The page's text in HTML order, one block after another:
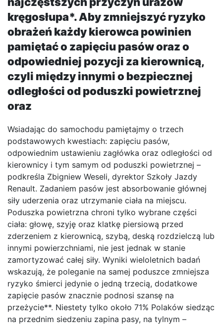
kręgosłupa*. Aby zmniejszyć ryzyko
obrażeń każdy kierowca powinien
pamiętać o zapięciu pasów oraz o
odpowiedniej pozycji za kierownicą,
czyli między innymi o bezpiecznej
odległości od poduszki powietrznej
oraz
Wsiadając do samochodu pamiętajmy o trzech
podstawowych kwestiach: zapięciu pasów,
odpowiednim ustawieniu zagłówka oraz odległości od
kierownicy i tym samym od poduszki powietrznej –
podkreśla Zbigniew Weseli, dyrektor Szkoły Jazdy
Renault. Zadaniem pasów jest absorbowanie głównej
siły uderzenia oraz utrzymanie ciała na miejscu.
Poduszka powietrzna chroni tylko wybrane części
ciała: głowę, szyję oraz klatkę piersiową przed
zderzeniem z kierownicą, szybą, deską rozdzielczą lub
innymi powierzchniami, nie jest jednak w stanie
zamortyzować całej siły. Wyniki wieloletnich badań
wskazują, że poleganie na samej poduszce zmniejsza
ryzyko śmierci jedynie o jedną trzecią, dodatkowe
zapięcie pasów znacznie podnosi szansę na
przeżycie**. Niestety tylko około 71% Polaków siedząc
na przednim siedzeniu zapina pasy, na tylnym –